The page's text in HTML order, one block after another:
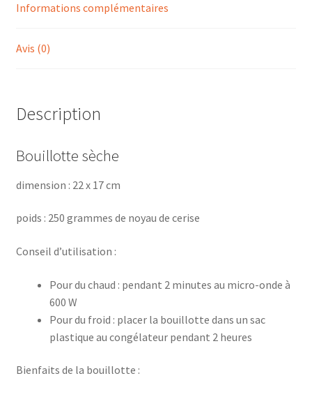
Informations complémentaires
Avis (0)
Description
Bouillotte sèche
dimension : 22 x 17 cm
poids : 250 grammes de noyau de cerise
Conseil d’utilisation :
Pour du chaud : pendant 2 minutes au micro-onde à
600 W
Pour du froid : placer la bouillotte dans un sac
plastique au congélateur pendant 2 heures
Bienfaits de la bouillotte :